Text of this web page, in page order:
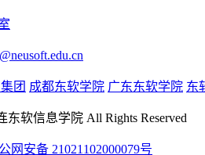
团 成都东软学院 广东东软学院 东
东软信息学院 All Rights Reserved
网安备 21021102000079号